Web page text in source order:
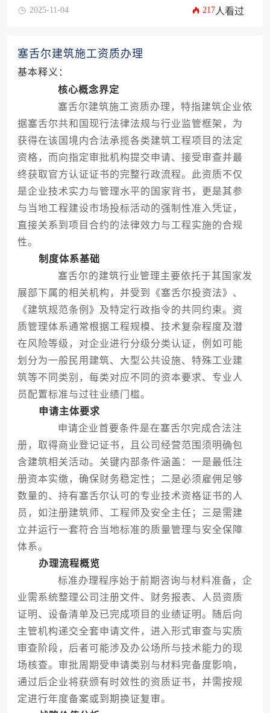
2025-11-04 217人看过
塞舌尔建筑施工资质办理
基本释义：
核心概念界定
塞舌尔建筑施工资质办理，特指建筑企业依
据塞舌尔共和国现行法律法规与行业监管框架，为
获得在该国境内合法承揽各类建筑工程项目的法定
资格，而向指定审批机构提交申请、接受审查并最
终获取官方认证证书的完整行政流程。此资质不仅
是企业技术实力与管理水平的国家背书，更是其参
与当地工程建设市场投标活动的强制性准入凭证，
直接关系到项目合约的法律效力与工程实施的合规
性。
制度体系基础
塞舌尔的建筑行业管理主要依托于其国家发
展部下属的相关机构，并受到《塞舌尔投资法》、
《建筑规范条例》及特定行政指令的共同约束。资
质管理体系通常根据工程规模、技术复杂程度及潜
在风险等级，对企业进行分级分类认证，例如可能
划分为一般民用建筑、大型公共设施、特殊工业建
筑等不同类别，每类对应不同的资本要求、专业人
员配置标准与过往业绩门槛。
申请主体要求
申请企业首要条件是在塞舌尔完成合法注
册，取得商业登记证书，且公司经营范围须明确包
含建筑相关活动。关键内部条件涵盖：一是最低注
册资本实缴，确保财务稳定性；二是必须雇佣足够
数量的、持有塞舌尔认可的专业技术资格证书的人
员，如注册建筑师、工程师及安全主任；三是需建
立并运行一套符合当地标准的质量管理与安全保障
体系。
办理流程概览
标准办理程序始于前期咨询与材料准备，企
业需系统整理公司注册文件、财务报表、人员资质
证明、设备清单及已完成项目的业绩证明。随后向
主管机构递交全套申请文件，进入形式审查与实质
审查阶段，后者可能涉及办公场所与技术能力的现
场核查。审批周期受申请类别与材料完备度影响，
通过后企业将获颁有时效性的资质证书，并需按规
定进行年度备案或到期换证复审。